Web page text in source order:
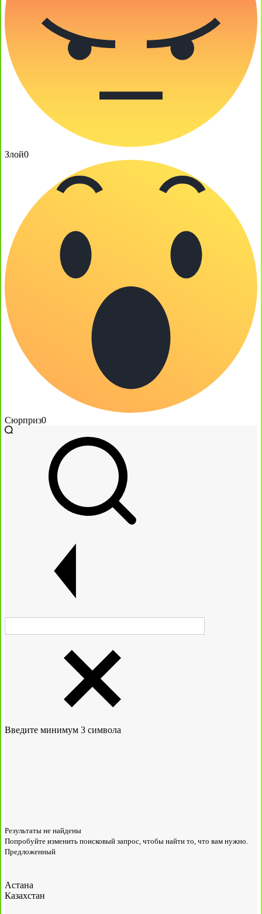
Злой0
Сюрприз0
Введите минимум 3 символа
Результаты не найдены
Попробуйте изменить поисковый запрос, чтобы найти то, что вам нужно.
Предложенный
Астана
Казахстан